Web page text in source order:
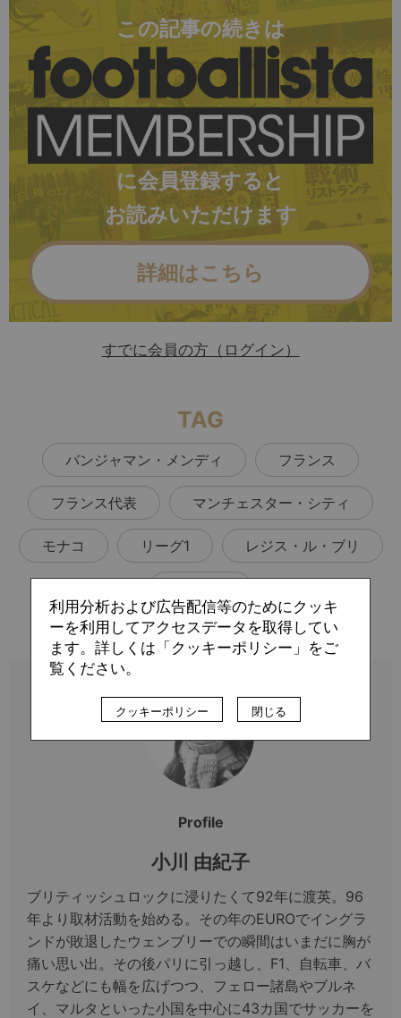
この記事の続きは
に会員登録すると
お読みいただけます
詳細はこちら
すでに会員の方（ログイン）
TAG
バンジャマン・メンディ フランス
フランス代表 マンチェスター・シティ
モナコ リーグ1 レジス・ル・ブリ
Profile
小川 由紀子
ブリティッシュロックに浸りたくて92年に渡英。96
年より取材活動を始める。その年のEUROでイングラ
ンドが敗退したウェンブリーでの瞬間はいまだに胸が
痛い思い出。その後パリに引っ越し、F1、自転車、バ
スケなどにも幅を広げつつ、フェロー諸島やブルネ
イ、マルタといった小国を中心に43カ国でサッカーを
利用分析および広告配信等のためにクッキ
ーを利用してアクセスデータを取得してい
ます。詳しくは「クッキーポリシー」をご
覧ください。
クッキーポリシー 閉じる